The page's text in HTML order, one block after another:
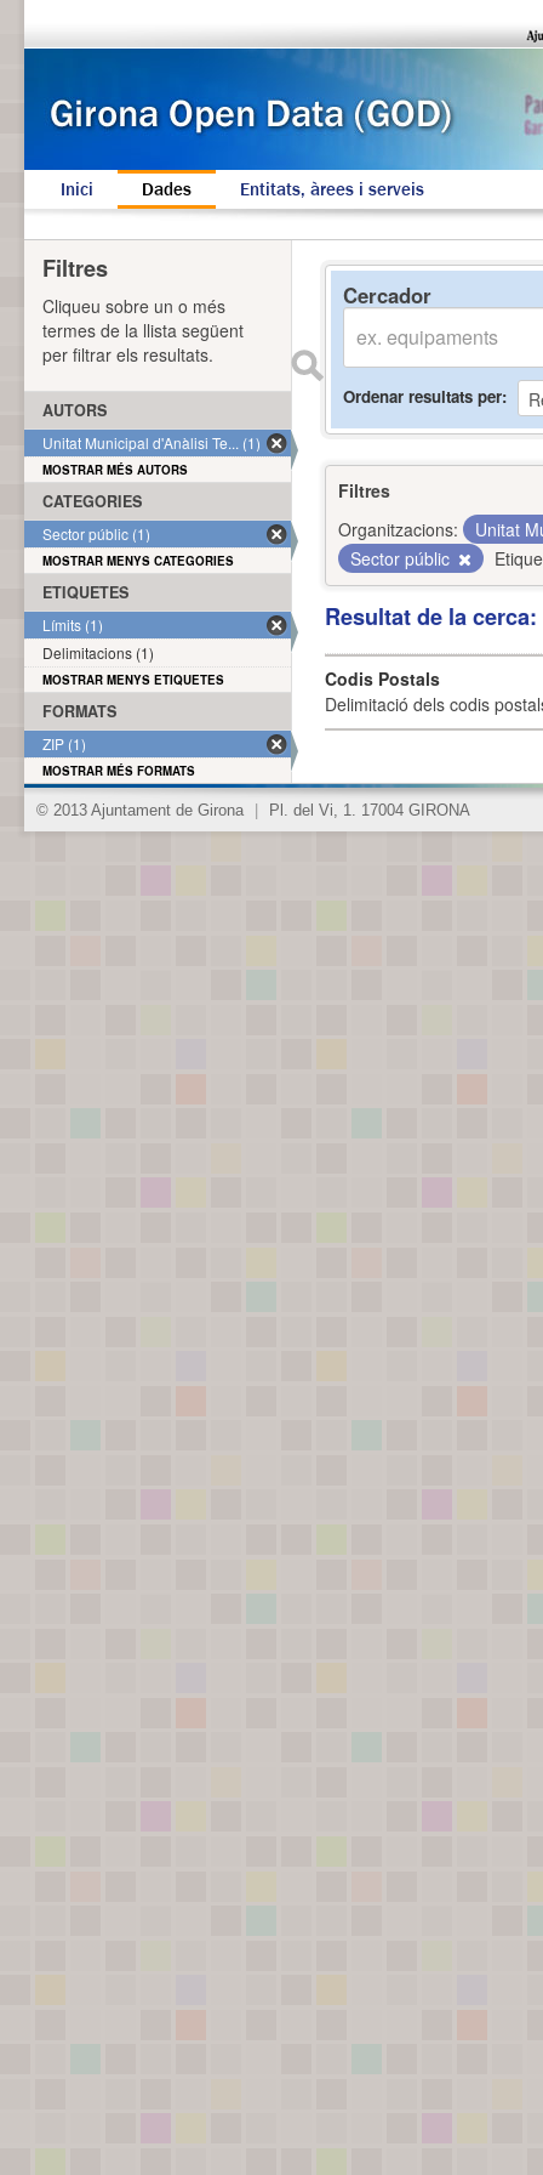
Inici Dades Entitats, àrees i serveis
Cercador
Ordenar resultats per
Filtres
Organitzacions:
Unitat
Sector públic
Resultat de la
Codis Postals
Delimitació dels codis
Filtres
Cliqueu sobre un o més
termes de la llista següent
per filtrar els resultats.
AUTORS
Unitat Municipal d'Anàlisi Te... (1)
MOSTRAR MÉS AUTORS
CATEGORIES
Sector públic (1)
MOSTRAR MENYS CATEGORIES
ETIQUETES
Límits (1)
Delimitacions (1)
MOSTRAR MENYS ETIQUETES
FORMATS
ZIP (1)
MOSTRAR MÉS FORMATS
© 2013 Ajuntament de Girona Pl. del Vi, 1. 17004 GIRONA